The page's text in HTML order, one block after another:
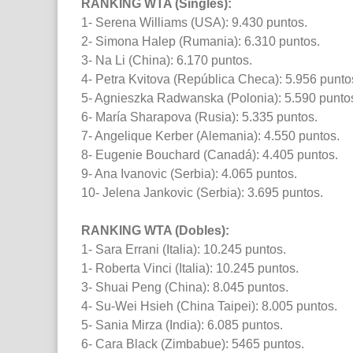
RANKING WTA (Singles):
1- Serena Williams (USA): 9.430 puntos.
2- Simona Halep (Rumania): 6.310 puntos.
3- Na Li (China): 6.170 puntos.
4- Petra Kvitova (República Checa): 5.956
5- Agnieszka Radwanska (Polonia): 5.590
6- María Sharapova (Rusia): 5.335 puntos.
7- Angelique Kerber (Alemania): 4.550 puntos.
8- Eugenie Bouchard (Canadá): 4.405 puntos.
9- Ana Ivanovic (Serbia): 4.065 puntos.
10- Jelena Jankovic (Serbia): 3.695 puntos.
RANKING WTA (Dobles):
1- Sara Errani (Italia): 10.245 puntos.
1- Roberta Vinci (Italia): 10.245 puntos.
3- Shuai Peng (China): 8.045 puntos.
4- Su-Wei Hsieh (China Taipei): 8.005 puntos.
5- Sania Mirza (India): 6.085 puntos.
6- Cara Black (Zimbabue): 5465 puntos.